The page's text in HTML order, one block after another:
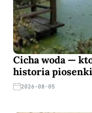
Cicha woda —
historia piosenki
2026-08-05